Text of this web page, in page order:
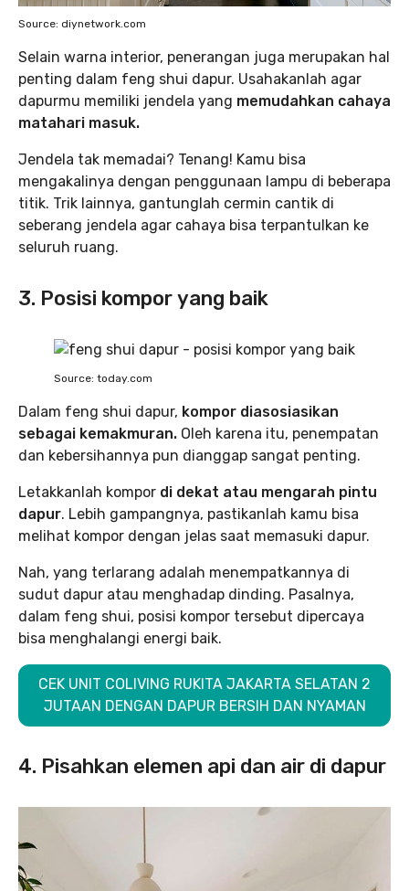
Source: diynetwork.com
‌Selain warna interior, penerangan juga merupakan hal
penting dalam feng shui dapur. Usahakanlah agar
dapurmu memiliki jendela yang memudahkan cahaya
matahari masuk.
Jendela tak memadai? Tenang! Kamu bisa
mengakalinya dengan penggunaan lampu di beberapa
titik. Trik lainnya, gantunglah cermin cantik di
seberang jendela agar cahaya bisa terpantulkan ke
seluruh ruang.
3. Posisi kompor yang baik‌
Source: today.com
‌Dalam feng shui dapur, kompor diasosiasikan
sebagai kemakmuran. Oleh karena itu, penempatan
dan kebersihannya pun dianggap sangat penting.
Letakkanlah kompor di dekat atau mengarah pintu
dapur. Lebih gampangnya, pastikanlah kamu bisa
melihat kompor dengan jelas saat memasuki dapur.
Nah, yang terlarang adalah menempatkannya di
sudut dapur atau menghadap dinding. Pasalnya,
dalam feng shui, posisi kompor tersebut dipercaya
bisa menghalangi energi baik.
CEK UNIT COLIVING RUKITA JAKARTA SELATAN 2
JUTAAN DENGAN DAPUR BERSIH DAN NYAMAN
4. Pisahkan elemen api dan air di dapur‌